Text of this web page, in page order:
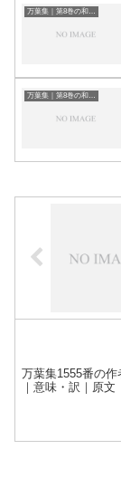
万葉集｜第8巻の和歌一覧
万葉集1555番の
｜意味・訳｜原文